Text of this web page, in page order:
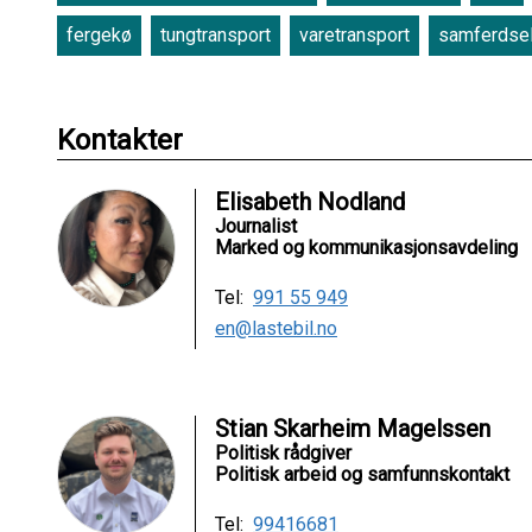
fergekø tungtransport varetransport samferdsel
Kontakter
Elisabeth Nodland
Journalist
Marked og kommunikasjonsavdeling
Tel: 991 55 949
en@lastebil.no
Stian Skarheim Magelssen
Politisk rådgiver
Politisk arbeid og samfunnskontakt
Tel: 99416681